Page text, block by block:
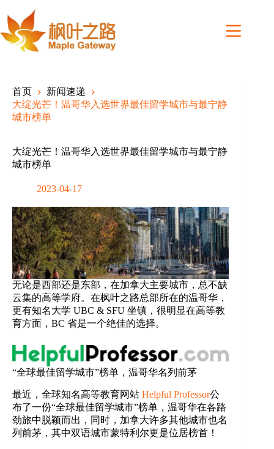
content
首页
新闻速递
大绽光芒！温哥华入选世界最佳留学城市与最宁静
城市榜单
大绽光芒！温哥华入选世界最佳留学城市与最宁静
城市榜单
2023-04-17
无论是西部还是东部，在加拿大主要城市，总不缺
云集的高等学府。在枫叶之路总部所在的温哥华，
更有知名大学 UBC & SFU 坐镇，很明显在高等教
育方面，BC 省是一个绝佳的选择。
“全球最佳留学城市”榜单，温哥华名列前茅
最近，全球知名高等教育网站 Helpful Professor公
布了一份“全球最佳留学城市”榜单，温哥华在各路
劲旅中脱颖而出，同时，加拿大许多其他城市也名
列前茅，其中双语城市蒙特利尔更是位居榜首！